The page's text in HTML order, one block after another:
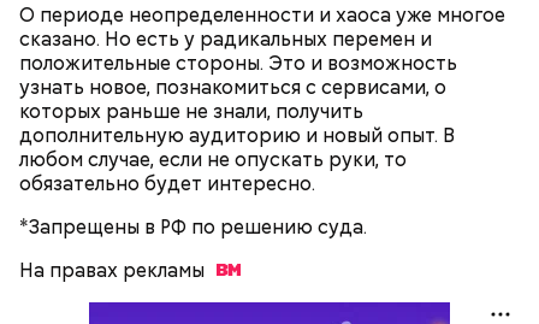
О периоде неопределенности и хаоса уже многое
сказано. Но есть у радикальных перемен и
положительные стороны. Это и возможность
узнать новое, познакомиться с сервисами, о
которых раньше не знали, получить
дополнительную аудиторию и новый опыт. В
любом случае, если не опускать руки, то
обязательно будет интересно.
*Запрещены в РФ по решению суда.
На правах рекламы
При встрече с шаровой молнией важно не
— Первые двое суток мы постоянно были на ногах.
Каждые два часа ездили делать замеры радиации.
Время от выезда до выезда — на отдых. Работа и
есть работа. Ее надо выполнять, — говорит он.